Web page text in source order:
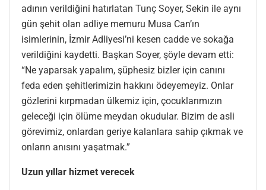
adının verildiğini hatırlatan Tunç Soyer, Sekin ile aynı
gün şehit olan adliye memuru Musa Can’ın
isimlerinin, İzmir Adliyesi’ni kesen cadde ve sokağa
verildiğini kaydetti. Başkan Soyer, şöyle devam etti:
“Ne yaparsak yapalım, şüphesiz bizler için canını
feda eden şehitlerimizin hakkını ödeyemeyiz. Onlar
gözlerini kırpmadan ülkemiz için, çocuklarımızın
geleceği için ölüme meydan okudular. Bizim de asli
görevimiz, onlardan geriye kalanlara sahip çıkmak ve
onların anısını yaşatmak.”
Uzun yıllar hizmet verecek